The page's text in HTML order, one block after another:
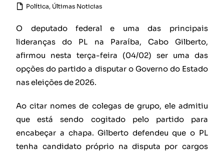
Política, Últimas Noticias
O deputado federal e uma das principais
lideranças do PL na Paraíba, Cabo Gilberto,
afirmou nesta terça-feira (04/02) ser uma das
opções do partido a disputar o Governo do Estado
nas eleições de 2026.
Ao citar nomes de colegas de grupo, ele admitiu
que está sendo cogitado pelo partido para
encabeçar a chapa. Gilberto defendeu que o PL
tenha candidato próprio na disputa por cargos